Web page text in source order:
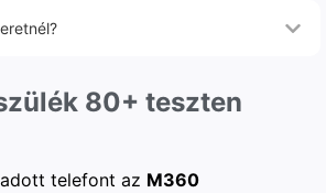
80+ teszten
telefont az M360